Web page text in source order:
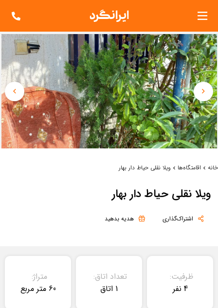
خانه اقامتگاه‌ها ویلا نقلی حیاط دار بهار
ویلا نقلی حیاط دار بهار
اشتراک‌گذاری هدیه بدهید
ظرفیت:
4 نفر
تعداد اتاق:
1 اتاق
متراژ:
60 متر مربع